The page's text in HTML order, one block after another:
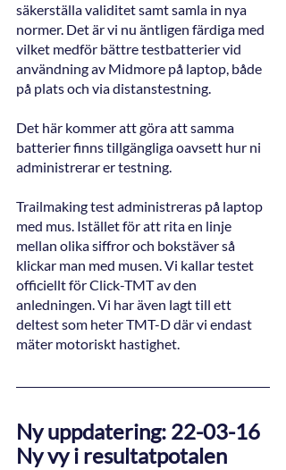
säkerställa validitet samt samla in nya
normer. Det är vi nu äntligen färdiga med
vilket medför bättre testbatterier vid
användning av Midmore på laptop, både
på plats och via distanstestning.
Det här kommer att göra att samma
batterier finns tillgängliga oavsett hur ni
administrerar er testning.
Trailmaking test administreras på laptop
med mus. Istället för att rita en linje
mellan olika siffror och bokstäver så
klickar man med musen. Vi kallar testet
officiellt för Click-TMT av den
anledningen. Vi har även lagt till ett
deltest som heter TMT-D där vi endast
mäter motoriskt hastighet.
Ny uppdatering: 22-03-16
Ny vy i resultatpotalen